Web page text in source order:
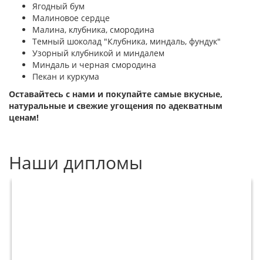
Ягодный бум
Малиновое сердце
Малина, клубника, смородина
Темный шоколад "Клубника, миндаль, фундук"
Узорный клубникой и миндалем
Миндаль и черная смородина
Пекан и куркума
Оставайтесь с нами и покупайте самые вкусные,
натуральные и свежие угощения по адекватным
ценам!
Наши дипломы